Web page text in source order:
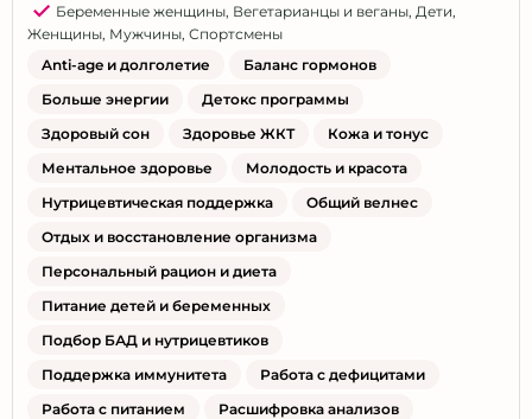
Беременные женщины, Вегетарианцы и веганы, Дети,
Женщины, Мужчины, Спортсмены
Anti-age и долголетие
Баланс гормонов
Больше энергии
Детокс программы
Здоровый сон
Здоровье ЖКТ
Кожа и тонус
Ментальное здоровье
Молодость и красота
Нутрицевтическая поддержка
Общий велнес
Отдых и восстановление организма
Персональный рацион и диета
Питание детей и беременных
Подбор БАД и нутрицевтиков
Поддержка иммунитета
Работа с дефицитами
Работа с питанием
Расшифровка анализов